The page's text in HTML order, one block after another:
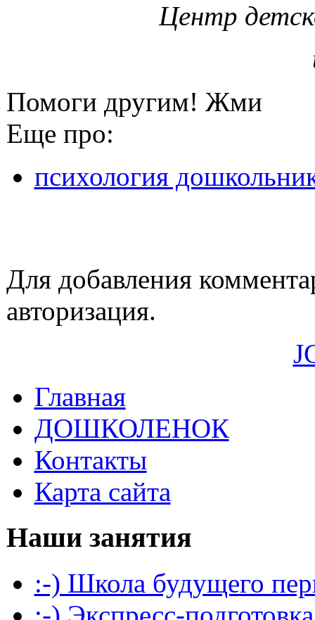
Центр
Помоги другим! Жми
Еще про:
психология
Для добавления
авторизация.
Главная
ДОШКОЛЕНОК
Контакты
Карта сайта
Наши занятия
:-) Школа будущего